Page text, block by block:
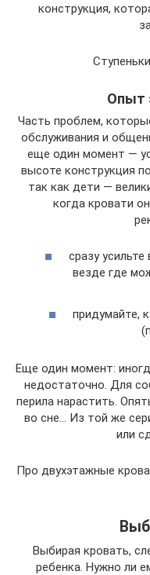
конструкция,
Опыт
Часть проблем,
обслуживания и
еще один момент —
высоте конструкция
так как дети —
когда кровати
сразу
везде где
придумайте,
Еще один момент:
недостаточно. Для
перила нарастить.
во сне… Из той же
или
Про двухэтажные
Выбирая кровать,
ребенка. Нужно ли